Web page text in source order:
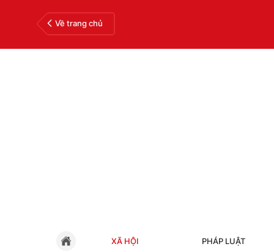
Về trang chủ
XÃ HỘI PHÁP LUẬT